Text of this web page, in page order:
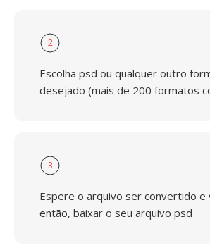
2
Escolha psd ou qualquer outro
desejado (mais de 200 formatos
3
Espere o arquivo ser convertido e
então, baixar o seu arquivo psd